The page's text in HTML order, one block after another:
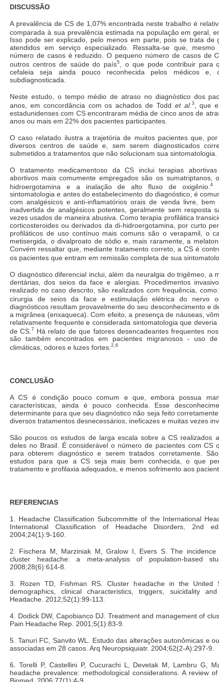
DISCUSSÃO
A prevalência de CS de 1,07% encontrada neste trabalho é
comparada à sua prevalência estimada na população em geral,
Isso pode ser explicado, pelo menos em parte, pois se trata de
atendidos em serviço especializado. Ressalta-se que,
número de casos é reduzido. O pequeno número de casos de
outros centros de saúde do país5
, o que pode contribuir para
cefaleia seja ainda pouco reconhecida pelos médicos e,
subdiagnosticada.
Neste estudo, o tempo médio de atraso no diagnóstico dos
anos, em concordância com os achados de Todd et al. 3
, que
estadunidenses com CS encontraram média de cinco anos de
anos ou mais em 22% dos pacientes participantes.
O caso relatado ilustra a trajetória de muitos pacientes que,
diversos centros de saúde e, sem serem diagnosticados
submetidos a tratamentos que não solucionam sua sintomatologia.
O tratamento medicamentoso da CS inclui terapias
abortivos mais comumente empregados são os sumatriptanos,
hidroergotamina e a inalação de alto fluxo de oxigênio. 4
sintomatologia e antes do estabelecimento do diagnóstico, é
com analgésicos e anti-inflamatórios orais de venda livre, bem
inadvertida de analgésicos potentes, geralmente sem resposta
vezes usados de maneira abusiva. Como terapia profilática
corticosteroides ou derivados da di-hidroergotamina, por curto
profiláticos de uso contínuo mais comuns são o verapamil, o
metisergida, o divalproato de sódio e, mais raramente, a
Convém ressaltar que, mediante tratamento correto, a CS é
os pacientes que entram em remissão completa de sua
O diagnóstico diferencial inclui, além da neuralgia do trigêmeo, a
dentárias, dos seios da face e alergias. Procedimentos
realizado no caso descrito, são realizados com frequência,
cirurgia de seios da face e estimulação elétrica do nervo
diagnósticos resultam provavelmente do seu desconhecimento e
a migrânea (enxaqueca). Com efeito, a presença de náuseas,
relativamente frequente e considerada sintomatologia que
de CS. 7
Há relato de que fatores desencadeantes frequentes
são também encontrados em pacientes migranosos - uso
climáticas, odores e luzes fortes. 2,6
CONCLUSÃO
A CS é condição pouco comum e que, embora possua
características, ainda é pouco conhecida. Esse
determinante para que seu diagnóstico não seja feito
diversos tratamentos desnecessários, ineficazes e muitas vezes
São poucos os estudos de larga escala sobre a CS realizados
deles no Brasil. É considerável o número de pacientes com CS
para obterem diagnóstico e serem tratados corretamente.
estudos para que a CS seja mais bem conhecida, o que
tratamento e profilaxia adequados, e menos sofrimento aos
REFERENCIAS
1. Headache Classification Subcommitte of the International
International Classification of Headache Disorders, 2nd
2004;24(1):9-160.
2. Fischera M, Marziniak M, Gralow I, Evers S. The incidence
cluster headache: a meta-analysis of population-based
2008;28(6):614-8.
3. Rozen TD, Fishman RS. Cluster headache in the United
demographics, clinical characteristics, triggers, suicidality
Headache. 2012;52(1):99-113.
4. Dodick DW, Capobianco DJ. Treatment and management of
Pain Headache Rep. 2001;5(1):83-9.
5. Tanuri FC, Sanvito WL. Estudo das alterações autonômicas e
associadas em 28 casos. Arq Neuropsiquiatr. 2004;62(2-A):297-9.
6. Torelli P, Castellini P, Cucurachi L, Devetak M, Lambru G,
headache prevalence: methodological considerations. A review